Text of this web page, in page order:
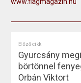
Előző cikk
Gyurcsány
börtönnel
Orbán Viktort